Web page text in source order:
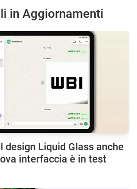
in Aggiornamenti
design Liquid Glass anche
interfaccia è in test